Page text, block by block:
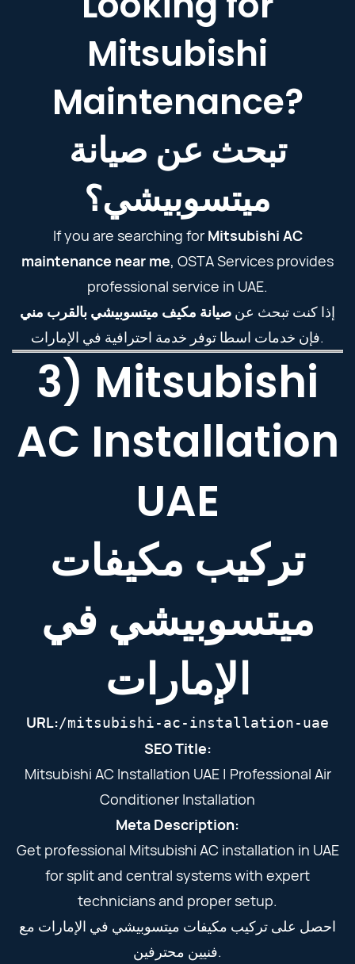
Mitsubishi
Maintenance?
تبحث عن صيانة
ميتسوبيشي؟
If you are searching for Mitsubishi AC
maintenance near me, OSTA Services provides
professional service in UAE.
إذا كنت تبحث عن صيانة مكيف ميتسوبيشي بالقرب مني
فإن خدمات اسطا توفر خدمة احترافية في الإمارات.
3) Mitsubishi
AC Installation
UAE
تركيب مكيفات
ميتسوبيشي في
الإمارات
URL:/mitsubishi-ac-installation-uae
SEO Title:
Mitsubishi AC Installation UAE | Professional Air
Conditioner Installation
Meta Description:
Get professional Mitsubishi AC installation in UAE
for split and central systems with expert
technicians and proper setup.
احصل على تركيب مكيفات ميتسوبيشي في الإمارات مع
فنيين محترفين.